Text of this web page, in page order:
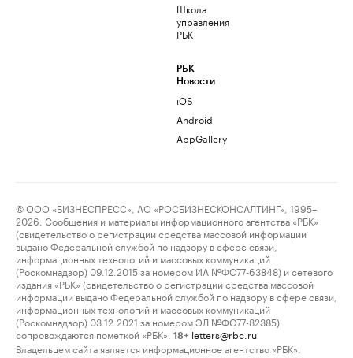
Школа
управления
РБК
РБК
Новости
iOS
Android
AppGallery
© ООО «БИЗНЕСПРЕСС», АО «РОСБИЗНЕСКОНСАЛТИНГ», 1995–
2026. Сообщения и материалы информационного агентства «РБК»
(свидетельство о регистрации средства массовой информации
выдано Федеральной службой по надзору в сфере связи,
информационных технологий и массовых коммуникаций
(Роскомнадзор) 09.12.2015 за номером ИА №ФС77-63848) и сетевого
издания «РБК» (свидетельство о регистрации средства массовой
информации выдано Федеральной службой по надзору в сфере связи,
информационных технологий и массовых коммуникаций
(Роскомнадзор) 03.12.2021 за номером ЭЛ №ФС77-82385)
сопровождаются пометкой «РБК».
18+ letters@rbc.ru
Владельцем сайта является информационное агентство «РБК».